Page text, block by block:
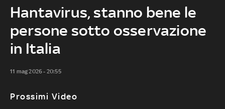
Hantavirus, stanno bene le
persone sotto osservazione
in Italia
11 mag 2026 - 20:55
Prossimi Video